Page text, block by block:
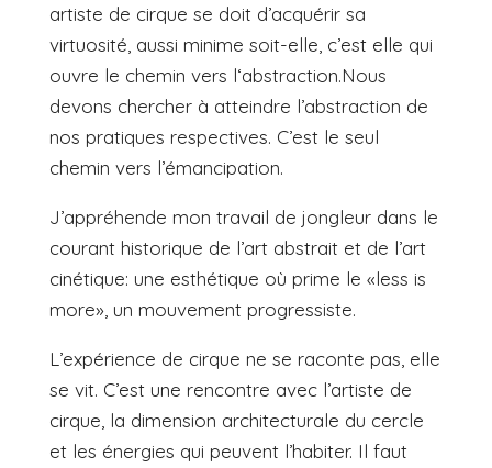
artiste de cirque se doit d’acquérir sa
virtuosité, aussi minime soit-elle, c’est elle qui
ouvre le chemin vers l‘abstraction.Nous
devons chercher à atteindre l’abstraction de
nos pratiques respectives. C’est le seul
chemin vers l’émancipation.
J’appréhende mon travail de jongleur dans le
courant historique de l’art abstrait et de l’art
cinétique: une esthétique où prime le «less is
more», un mouvement progressiste.
L’expérience de cirque ne se raconte pas, elle
se vit. C’est une rencontre avec l’artiste de
cirque, la dimension architecturale du cercle
et les énergies qui peuvent l’habiter. Il faut